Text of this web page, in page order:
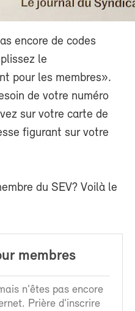
encore de codes
le
pour les membres».
de votre numéro
sur votre carte de
figurant sur votre
du SEV? Voilà le
membres
n'êtes pas encore
Prière d'inscrire